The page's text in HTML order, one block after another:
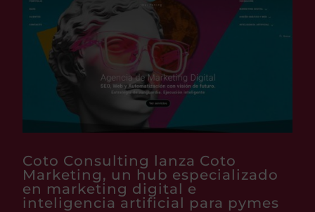
Coto Consulting lanza Coto
Marketing, un hub especializado
en marketing digital e
inteligencia artificial para pymes